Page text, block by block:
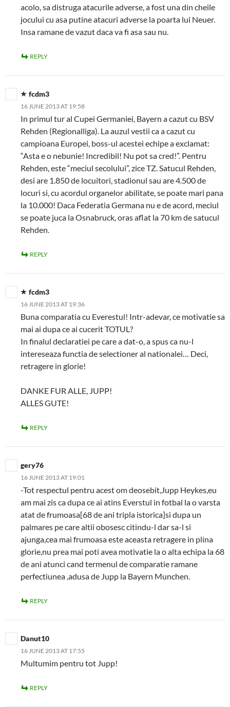
acolo, sa distruga atacurile adverse, a fost una din cheile
jocului cu asa putine atacuri adverse la poarta lui Neuer.
Insa ramane de vazut daca va fi asa sau nu.
REPLY
fcdm3
16 JUNE 2013 AT 19:58
In primul tur al Cupei Germaniei, Bayern a cazut cu BSV
Rehden (Regionalliga). La auzul vestii ca a cazut cu
campioana Europei, boss-ul acestei echipe a exclamat:
“Asta e o nebunie! Incredibil! Nu pot sa cred!”. Pentru
Rehden, este “meciul secolului”, zice TZ. Satucul Rehden,
desi are 1.850 de locuitori, stadionul sau are 4.500 de
locuri si, cu acordul organelor abilitate, se poate mari pana
la 10.000! Daca Federatia Germana nu e de acord, meciul
se poate juca la Osnabruck, oras aflat la 70 km de satucul
Rehden.
REPLY
fcdm3
16 JUNE 2013 AT 19:36
Buna comparatia cu Everestul! Intr-adevar, ce motivatie sa
mai ai dupa ce ai cucerit TOTUL?
In finalul declaratiei pe care a dat-o, a spus ca nu-l
intereseaza functia de selectioner al nationalei… Deci,
retragere in glorie!
DANKE FUR ALLE, JUPP!
ALLES GUTE!
REPLY
gery76
16 JUNE 2013 AT 19:01
-Tot respectul pentru acest om deosebit,Jupp Heykes,eu
am mai zis ca dupa ce ai atins Everstul in fotbal la o varsta
atat de frumoasa[68 de ani tripla istorica]si dupa un
palmares pe care altii obosesc citindu-l dar sa-l si
ajunga,cea mai frumoasa este aceasta retragere in plina
glorie,nu prea mai poti avea motivatie la o alta echipa la 68
de ani atunci cand termenul de comparatie ramane
perfectiunea ,adusa de Jupp la Bayern Munchen.
REPLY
Danut10
16 JUNE 2013 AT 17:55
Multumim pentru tot Jupp!
REPLY